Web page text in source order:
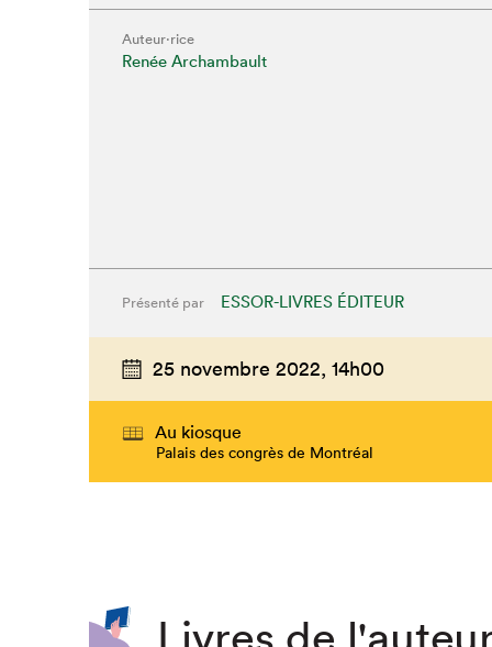
Que
Auteur·rice
Renée Archambault
Présenté par ESSOR-LIVRES ÉDITEUR
25 novembre 2022, 14h00
Au kiosque
Palais des congrès de Montréal
Livres de